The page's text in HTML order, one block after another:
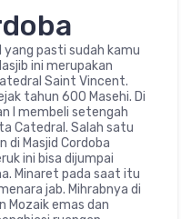
pasti sudah kamu
ini merupakan
Saint Vincent.
tahun 600 Masehi. Di
I membeli setengah
Catedral. Salah satu
di Masjid Cordoba
ini bisa dijumpai
Minaret pada saat itu
jab. Mihrabnya di
Mozaik emas dan